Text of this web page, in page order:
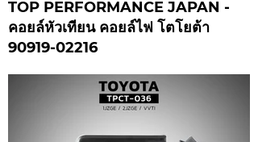
TOP PERFORMANCE JAPAN -
คอยล์หัวเทียน คอยล์ไฟ โตโยต้า
90919-02216